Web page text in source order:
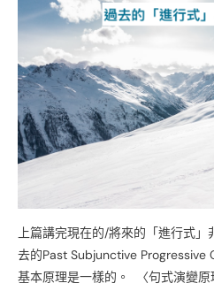
上篇講完現在的/將來的「進行式
去的Past Subjunctive Progressive
基本原理是一樣的。 〈句式演變原